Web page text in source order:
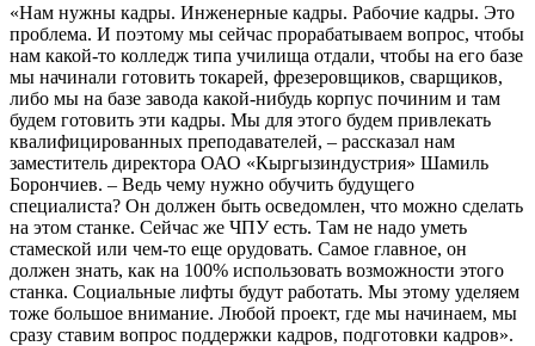
«Нам нужны кадры. Инженерные кадры. Рабочие кадры. Это
проблема. И поэтому мы сейчас прорабатываем вопрос, чтобы
нам какой-то колледж типа училища отдали, чтобы на его базе
мы начинали готовить токарей, фрезеровщиков, сварщиков,
либо мы на базе завода какой-нибудь корпус починим и там
будем готовить эти кадры. Мы для этого будем привлекать
квалифицированных преподавателей, – рассказал нам
заместитель директора ОАО «Кыргызиндустрия» Шамиль
Борончиев. – Ведь чему нужно обучить будущего
специалиста? Он должен быть осведомлен, что можно сделать
на этом станке. Сейчас же ЧПУ есть. Там не надо уметь
стамеской или чем-то еще орудовать. Самое главное, он
должен знать, как на 100% использовать возможности этого
станка. Социальные лифты будут работать. Мы этому уделяем
тоже большое внимание. Любой проект, где мы начинаем, мы
сразу ставим вопрос поддержки кадров, подготовки кадров».